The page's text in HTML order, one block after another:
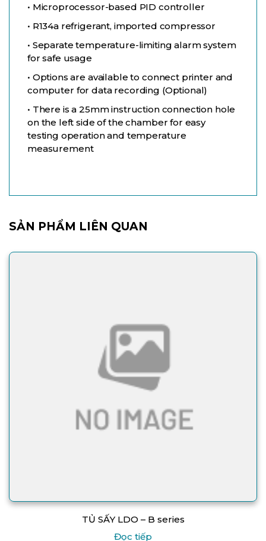
• Microprocessor-based PID controller
• R134a refrigerant, imported compressor
• Separate temperature-limiting alarm system
for safe usage
• Options are available to connect printer and
computer for data recording (Optional)
• There is a 25mm instruction connection hole
on the left side of the chamber for easy
testing operation and temperature
measurement
SẢN PHẨM LIÊN QUAN
TỦ SẤY LDO – B series
Đọc tiếp